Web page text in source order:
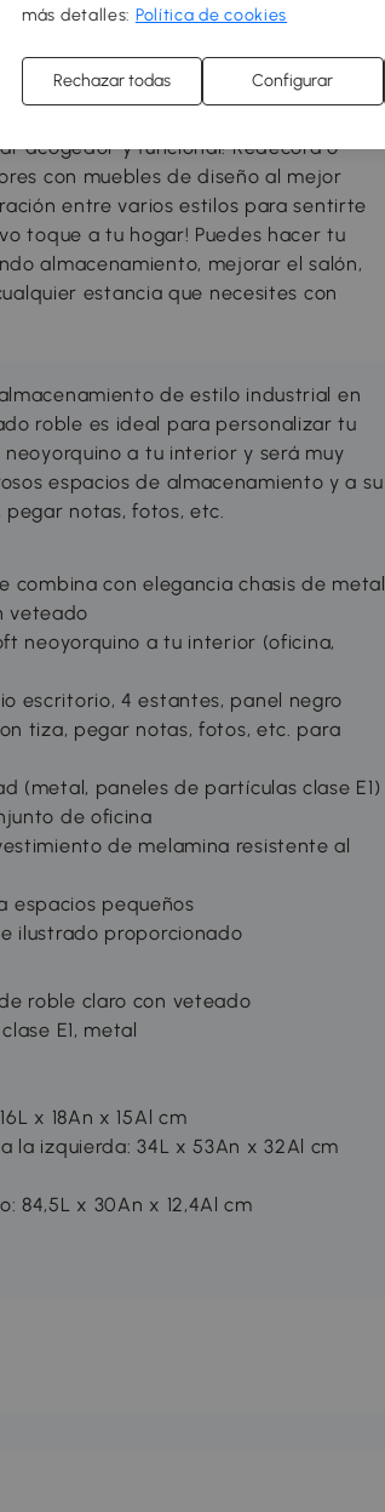
acogedor y funcional! Redecora o
con muebles de diseño al mejor
entre varios estilos para sentirte
toque a tu hogar! Puedes hacer tu
almacenamiento, mejorar el salón,
estancia que necesites con
de estilo industrial en
roble es ideal para personalizar tu
a tu interior y será muy
espacios de almacenamiento y a su
notas, fotos, etc.
combina con elegancia chasis de metal
veteado
neoyorquino a tu interior (oficina,
escritorio, 4 estantes, panel negro
tiza, pegar notas, fotos, etc. para
(metal, paneles de partículas clase E1)
de oficina
de melamina resistente al
espacios pequeños
ilustrado proporcionado
roble claro con veteado
E1, metal
x 18An x 15Al cm
la izquierda: 34L x 53An x 32Al cm
84,5L x 30An x 12,4Al cm
más detalles: Política de cookies
Rechazar todas Configurar